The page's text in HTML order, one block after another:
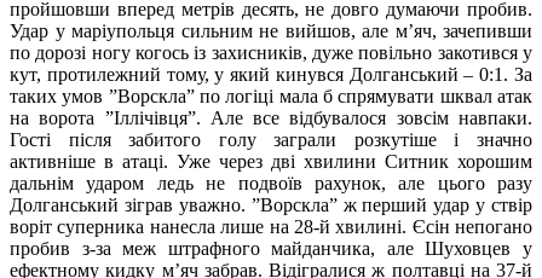
пройшовши вперед метрів десять, не довго думаючи пробив.
Удар у маріупольця сильним не вийшов, але м’яч, зачепивши
по дорозі ногу когось із захисників, дуже повільно закотився у
кут, протилежний тому, у який кинувся Долганський – 0:1. За
таких умов ”Ворскла” по логіці мала б спрямувати шквал атак
на ворота ”Іллічівця”. Але все відбувалося зовсім навпаки.
Гості після забитого голу заграли розкутіше і значно
активніше в атаці. Уже через дві хвилини Ситник хорошим
дальнім ударом ледь не подвоїв рахунок, але цього разу
Долганський зіграв уважно. ”Ворскла” ж перший удар у ствір
воріт суперника нанесла лише на 28-й хвилині. Єсін непогано
пробив з-за меж штрафного майданчика, але Шуховцев у
ефектному кидку м’яч забрав. Відігралися ж полтавці на 37-й